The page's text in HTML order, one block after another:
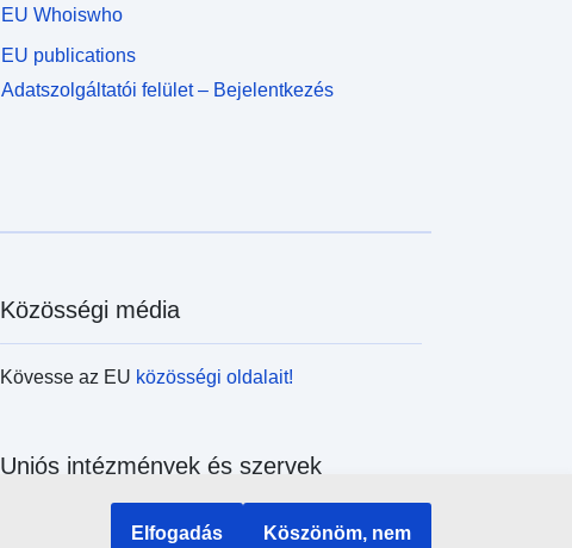
EU Whoiswho
EU publications
Adatszolgáltatói felület – Bejelentkezés
Közösségi média
Kövesse az EU közösségi oldalait!
Uniós intézmények és szervek
Keresés az uniós intézmények és szervek
Elfogadás Köszönöm, nem